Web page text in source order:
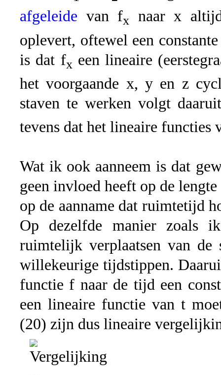
afgeleide van fx naar x
oplevert, oftewel een
is dat fx een lineaire
het voorgaande x, y en z
staven te werken volgt
tevens dat het lineaire functies
Wat ik ook aanneem is dat
geen invloed heeft op de
op de aanname dat ruimtetijd
Op dezelfde manier zoals
ruimtelijk verplaatsen van
willekeurige tijdstippen.
functie f naar de tijd een
een lineaire functie van t
(20) zijn dus lineaire